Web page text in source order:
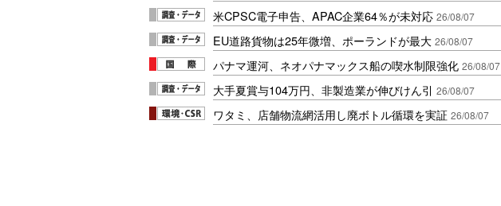
米CPSC電子申告、APAC企業64％が未対応 26/08/07
EU道路貨物は25年微増、ポーランドが最大 26/08/07
パナマ運河、ネオパナマックス船の喫水制限強化 26/08/07
大手夏賞与104万円、非製造業が伸びけん引 26/08/07
ワタミ、店舗物流網活用し廃ボトル循環を実証 26/08/07